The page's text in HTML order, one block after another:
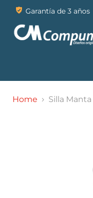
Garantía de 3 años
Home Silla